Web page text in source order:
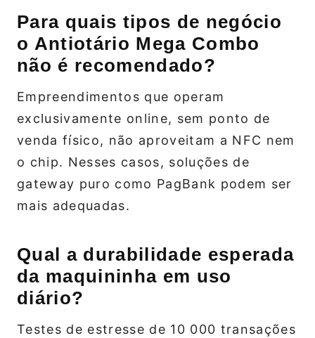
Para quais tipos de negócio
o Antiotário Mega Combo
não é recomendado?
Empreendimentos que operam
exclusivamente online, sem ponto de
venda físico, não aproveitam a NFC nem
o chip. Nesses casos, soluções de
gateway puro como PagBank podem ser
mais adequadas.
Qual a durabilidade esperada
da maquininha em uso
diário?
Testes de estresse de 10 000 transações